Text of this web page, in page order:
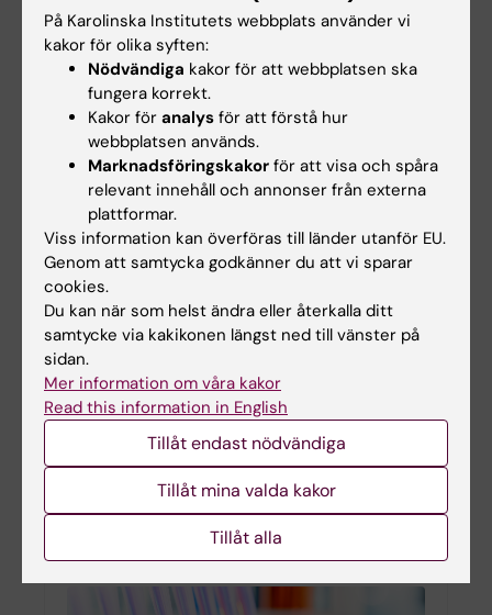
Stort grattis till de fem forskare vid institutionen
för molekylär medicin och kirurgi som beviljats
forskningsanslag från Cancerfonden i den senaste
utlysningen den 10 november 2025.
Giola Santoni docent i epidemiologi
2025-05-26 10:22
Giola Santoni, biostatistiker vid forskargruppen
Övre GI kirurgi vid Karolinska Institutet, blev
docent i epidemiologi den 29 april 2025.Giola
Santoni har en bred expertis inom epidemiologi
På Karolinska Institutets webbplats använder vi
kakor för olika syften:
Nödvändiga kakor för att webbplatsen ska
fungera korrekt.
Kakor för analys för att förstå hur
webbplatsen används.
Marknadsföringskakor för att visa och spåra
relevant innehåll och annonser från externa
plattformar.
Viss information kan överföras till länder utanför EU.
Genom att samtycka godkänner du att vi sparar
cookies.
Du kan när som helst ändra eller återkalla ditt
samtycke via kakikonen längst ned till vänster på
sidan.
Mer information om våra kakor
Read this information in English
Tillåt endast nödvändiga
Tillåt mina valda kakor
Tillåt alla